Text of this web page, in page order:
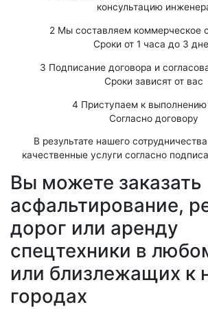
консультацию
2 Мы составляем коммерческое
Сроки от 1 часа до 3
3 Подписание договора и
Сроки зависят от вас
4 Приступаем к выполнению
Согласно договору
В результате нашего
качественные услуги согласно
Вы можете заказать
асфальтирование,
дорог или аренду
спецтехники в
или близлежащих к
городах